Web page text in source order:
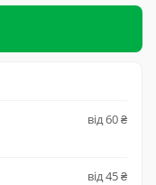
від 60 ₴
від 45 ₴